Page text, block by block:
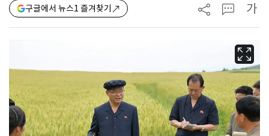
구글에서 뉴스1 즐겨찾기 가